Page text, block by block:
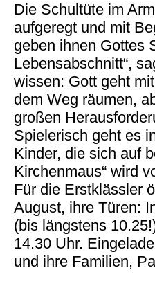
Die Schultüte im
aufgeregt und mit
geben ihnen Gottes
Lebensabschnitt“,
wissen: Gott geht
dem Weg räumen,
großen
Spielerisch geht es
Kinder, die sich auf
Kirchenmaus“ wird
Für die Erstklässler
August, ihre Türen:
(bis längstens
14.30 Uhr.
und ihre Familien,